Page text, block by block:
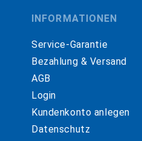
INFORMATIONEN
Service-Garantie
Bezahlung & Versand
AGB
Login
Kundenkonto anlegen
Datenschutz